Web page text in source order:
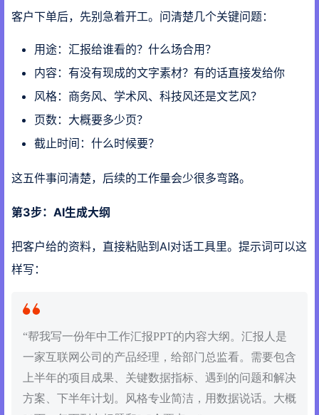
客户下单后，先别急着开工。问清楚几个关键问题：
用途：汇报给谁看的？什么场合用？
内容：有没有现成的文字素材？有的话直接发给你
风格：商务风、学术风、科技风还是文艺风？
页数：大概要多少页？
截止时间：什么时候要？
这五件事问清楚，后续的工作量会少很多弯路。
第3步：AI生成大纲
把客户给的资料，直接粘贴到AI对话工具里。提示词可以这
样写：
“帮我写一份年中工作汇报PPT的内容大纲。汇报人是
一家互联网公司的产品经理，给部门总监看。需要包含
上半年的项目成果、关键数据指标、遇到的问题和解决
方案、下半年计划。风格专业简洁，用数据说话。大概